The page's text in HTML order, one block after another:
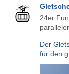
24er
Der
für den